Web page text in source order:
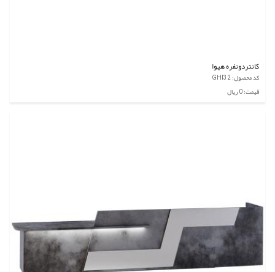
کانتردونفره هیوا
کد محصول: GHI32
قیمت: 0 ریال